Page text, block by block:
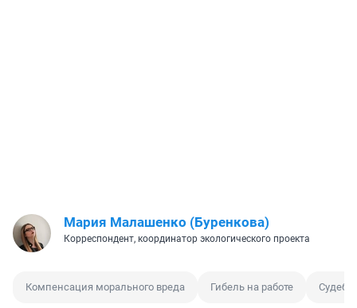
Мария Малашенко (Буренкова)
Корреспондент, координатор экологического проекта
Компенсация морального вреда Гибель на работе